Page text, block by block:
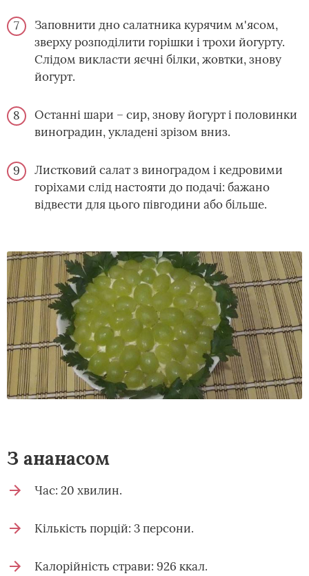
Заповнити дно салатника курячим м'ясом,
зверху розподілити горішки і трохи йогурту.
Слідом викласти яєчні білки, жовтки, знову
йогурт.
Останні шари – сир, знову йогурт і половинки
виноградин, укладені зрізом вниз.
Листковий салат з виноградом і кедровими
горіхами слід настояти до подачі: бажано
відвести для цього півгодини або більше.
З ананасом
Час: 20 хвилин.
Кількість порцій: 3 персони.
Калорійність страви: 926 ккал.